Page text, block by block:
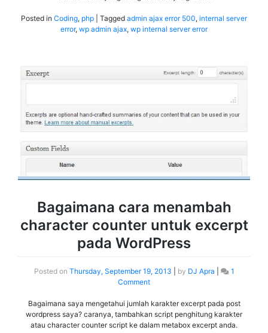
Posted in Coding, php Tagged admin ajax error 500, internal server
error, wp admin ajax, wp internal server error
Bagaimana cara menambah
character counter untuk excerpt
pada WordPress
Posted on Thursday, September 19, 2013 by DJ Apra
1
Comment
Bagaimana saya mengetahui jumlah karakter excerpt pada post
wordpress saya? caranya, tambahkan script penghitung karakter
atau character counter script ke dalam metabox excerpt anda.